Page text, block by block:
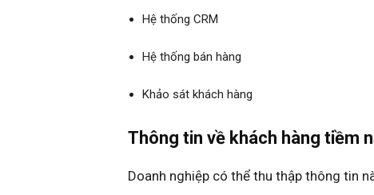
Hệ thống CRM
Hệ thống bán hàng
Khảo sát khách hàng
Thông tin về khách hàng tiềm
Doanh nghiệp có thể thu thập thông tin